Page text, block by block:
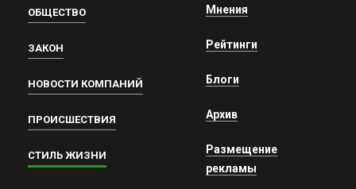
ОБЩЕСТВО
ЗАКОН
НОВОСТИ КОМПАНИЙ
ПРОИСШЕСТВИЯ
СТИЛЬ ЖИЗНИ
Мнения
Рейтинги
Блоги
Архив
Размещение
рекламы